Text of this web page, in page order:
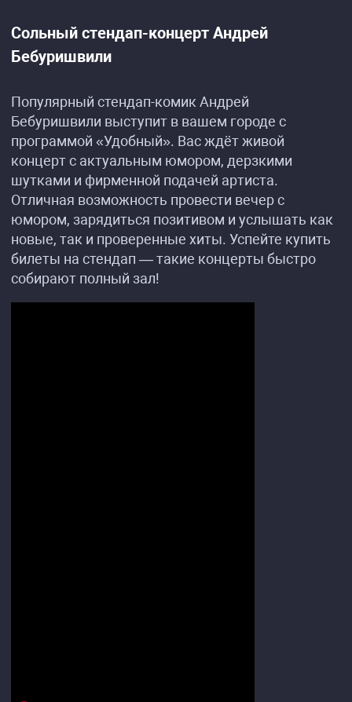
Сольный стендап-концерт Андрей
Бебуришвили
Популярный стендап-комик Андрей
Бебуришвили выступит в вашем городе с
программой «Удобный». Вас ждёт живой
концерт с актуальным юмором, дерзкими
шутками и фирменной подачей артиста.
Отличная возможность провести вечер с
юмором, зарядиться позитивом и услышать как
новые, так и проверенные хиты. Успейте купить
билеты на стендап — такие концерты быстро
собирают полный зал!